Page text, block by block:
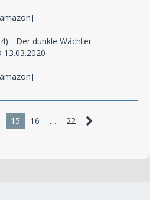
- Der dunkle Wächter
13.03.2020
15 16 … 22